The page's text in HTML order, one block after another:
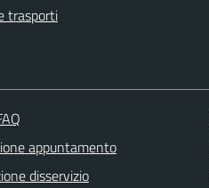
trasporti
appuntamento
disservizio